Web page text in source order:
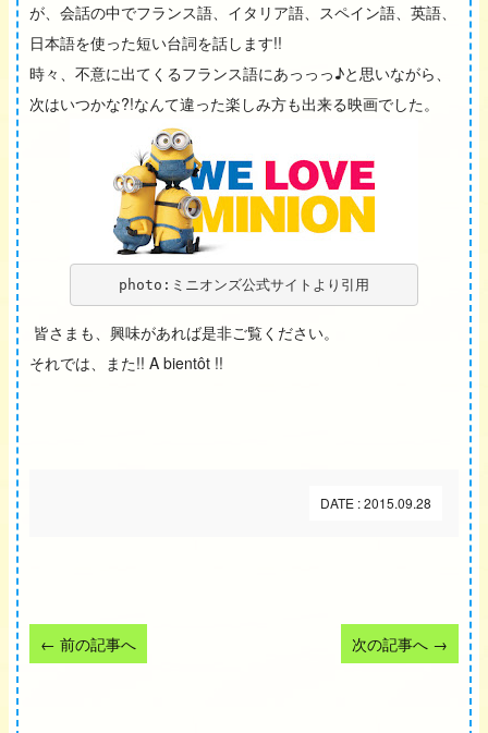
が、会話の中でフランス語、イタリア語、スペイン語、英語、
日本語を使った短い台詞を話します!!
時々、不意に出てくるフランス語にあっっっ♪と思いながら、
次はいつかな?!なんて違った楽しみ方も出来る映画でした。
photo:ミニオンズ公式サイトより引用
皆さまも、興味があれば是非ご覧ください。
それでは、また!! A bientôt !!
DATE : 2015.09.28
← 前の記事へ 次の記事へ →